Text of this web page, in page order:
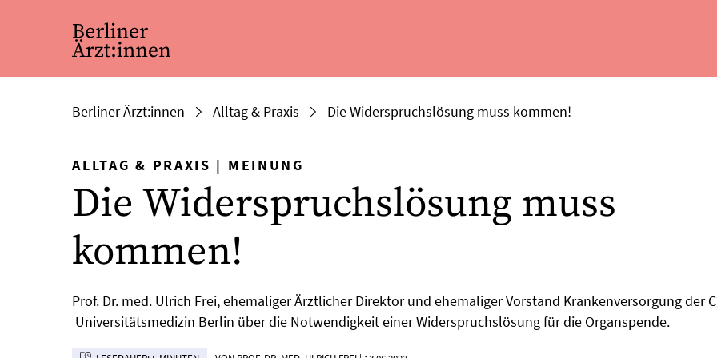
Berliner Ärzt:innen Alltag & Praxis Die Widerspruchslösung muss kommen!
ALLTAG & PRAXIS | MEINUNG
Die Widerspruchslösung muss
kommen!
Prof. Dr. med. Ulrich Frei, ehemaliger Ärztlicher Direktor und ehemaliger Vorstand Krankenversorgung der
Universitätsmedizin Berlin über die Notwendigkeit einer Widerspruchslösung für die Organspende.